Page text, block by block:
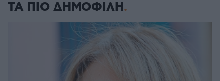
ΤΑ ΠΙΟ ΔΗΜΟΦΙΛΗ